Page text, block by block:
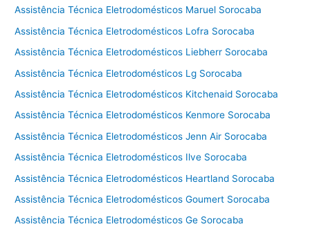
Assistência Técnica Eletrodomésticos Maruel Sorocaba
Assistência Técnica Eletrodomésticos Lofra Sorocaba
Assistência Técnica Eletrodomésticos Liebherr Sorocaba
Assistência Técnica Eletrodomésticos Lg Sorocaba
Assistência Técnica Eletrodomésticos Kitchenaid Sorocaba
Assistência Técnica Eletrodomésticos Kenmore Sorocaba
Assistência Técnica Eletrodomésticos Jenn Air Sorocaba
Assistência Técnica Eletrodomésticos Ilve Sorocaba
Assistência Técnica Eletrodomésticos Heartland Sorocaba
Assistência Técnica Eletrodomésticos Goumert Sorocaba
Assistência Técnica Eletrodomésticos Ge Sorocaba